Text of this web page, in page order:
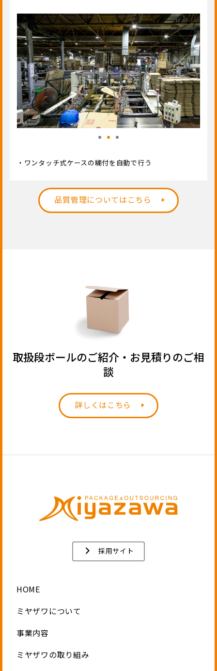
・ワンタッチ式ケースの糊付を自動で行う
品質管理についてはこちら
取扱段ボールのご紹介・お見積りのご相
談
詳しくはこちら
採用サイト
HOME
ミヤザワについて
事業内容
ミヤザワの取り組み